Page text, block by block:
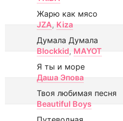
Жарю как мясо
JZA, Kiza
Думала Думала
Blockkid, MAYOT
Я ты и море
Даша Эпова
Твоя любимая песня
Beautiful Boys